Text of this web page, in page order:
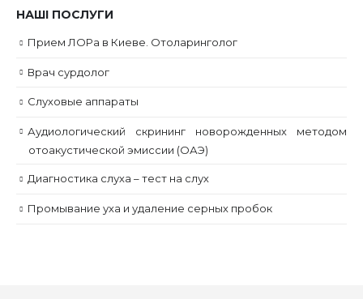
НАШІ ПОСЛУГИ
Прием ЛОРа в Киеве. Отоларинголог
Врач сурдолог
Слуховые аппараты
Аудиологический скрининг новорожденных методом
отоакустической эмиссии (ОАЭ)
Диагностика слуха – тест на слух
Промывание уха и удаление серных пробок